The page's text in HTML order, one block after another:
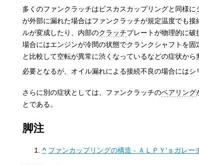
多くのファンクラッチはビスカスカップリングと同様に
が外部に漏れた場合はファンクラッチが規定温度でも
ルが変成したり、内部のクラッチプレートが物理的に
場合にはエンジンが冷間の状態でクランクシャフトを
と比較して空転が異常に渋くなっているなどの症状か
必要となるが、オイル漏れによる接続不良の場合には
さらに別の症状としては、ファンクラッチのベアリング
とである。
脚注
^ ファンカップリングの構造 - ＡＬＰＹ'ｓガレー